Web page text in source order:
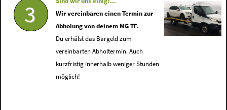
3
Wir vereinbaren einen Termin zur
Abholung von deinem MG TF.
Du erhälst das Bargeld zum
vereinbarten Abholtermin. Auch
kurzfristig innerhalb weniger Stunden
möglich!